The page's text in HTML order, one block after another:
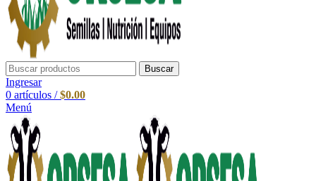
Buscar
Ingresar
0 artículos / $0.00
Menú